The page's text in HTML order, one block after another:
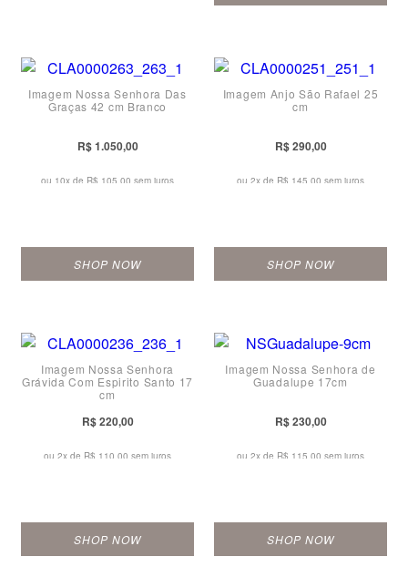
Imagem Nossa Senhora Das
Graças 42 cm Branco
R$ 1.050,00
ou 10x de R$ 105,00 sem juros
SHOP NOW
Imagem Anjo São Rafael 25
cm
R$ 290,00
ou 2x de R$ 145,00 sem juros
SHOP NOW
Imagem Nossa Senhora
Grávida Com Espirito Santo 17
cm
R$ 220,00
ou 2x de R$ 110,00 sem juros
SHOP NOW
Imagem Nossa Senhora de
Guadalupe 17cm
R$ 230,00
ou 2x de R$ 115,00 sem juros
SHOP NOW